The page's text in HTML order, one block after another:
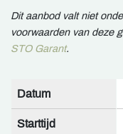
Dit aanbod valt niet
voorwaarden van deze
STO Garant.
Datum
Starttijd